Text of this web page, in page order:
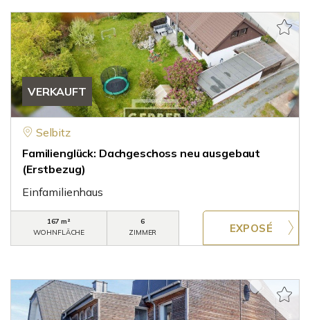
VERKAUFT
Selbitz
Familienglück: Dachgeschoss neu ausgebaut
(Erstbezug)
Einfamilienhaus
167 m²
WOHNFLÄCHE
6
ZIMMER